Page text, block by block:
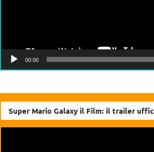
00:00
Super Mario Galaxy il Film: il trailer